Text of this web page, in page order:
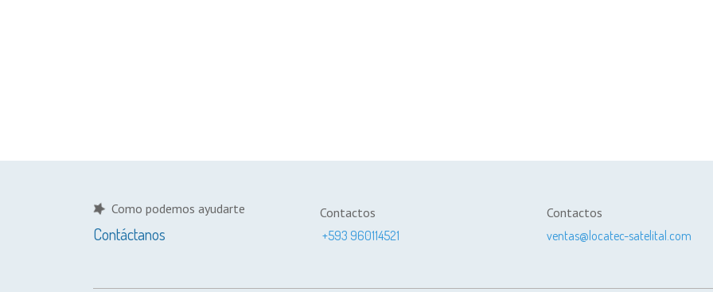
Como podemos ayudarte
Contáctanos
Contactos
+593 960114521
Contactos
ventas@locatec-satelital.com